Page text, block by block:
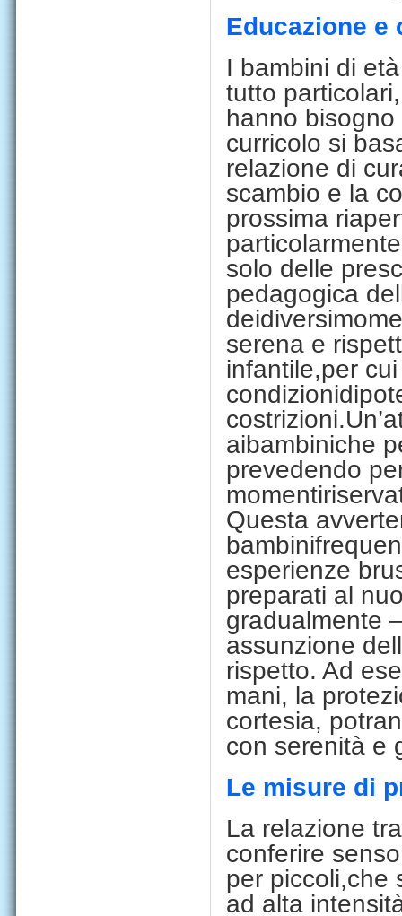
Educazione e
I bambini di
tutto
hanno
curricolo si
relazione di
scambio e la
prossima
particol
solo delle
pedagogica
deidiversi
serena e ri
infantile,per
condizionidi
costrizioni.Un’
aibambiniche
prevedendo
momentiri
Questa
bambini
esperienze
preparati al
gradualmente
assunzione
rispetto. Ad
mani, la
cortesia,
con serenità e
Le misure di
La relazione
conferire
per piccoli,che
ad alta intensi